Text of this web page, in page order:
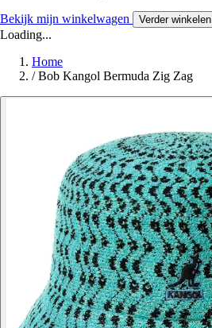
Bekijk mijn winkelwagen Verder winkelen
Loading...
Home
/ Bob Kangol Bermuda Zig Zag